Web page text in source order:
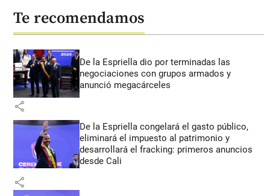
Te recomendamos
De la Espriella dio por terminadas las
negociaciones con grupos armados y
anunció megacárceles
share
De la Espriella congelará el gasto público,
eliminará el impuesto al patrimonio y
desarrollará el fracking: primeros anuncios
desde Cali
share